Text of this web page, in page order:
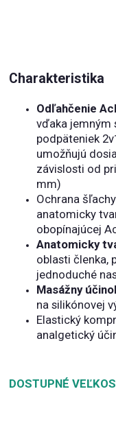
Charakteristika
Odľahčenie
vďaka jemným
podpäteniek
umožňujú
závislosti od
mm)
Ochrana
anatomicky
obopínajúcej
Anatomicky
oblasti členka,
jednoduché
Masážny
na silikónovej
Elastický
analgetický
DOSTUPNÉ